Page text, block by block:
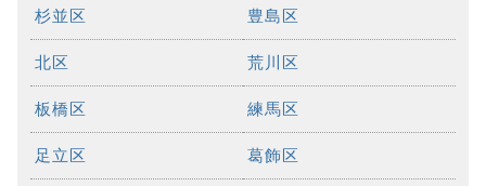
杉並区 豊島区
北区 荒川区
板橋区 練馬区
足立区 葛飾区